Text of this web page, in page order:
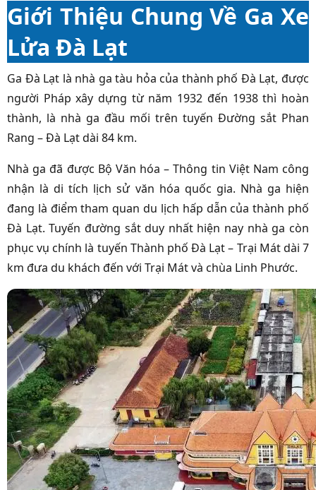
Giới Thiệu Chung Về Ga Xe
Lửa Đà Lạt
Ga Đà Lạt là nhà ga tàu hỏa của thành phố Đà Lạt, được
người Pháp xây dựng từ năm 1932 đến 1938 thì hoàn
thành, là nhà ga đầu mối trên tuyến Đường sắt Phan
Rang – Đà Lạt dài 84 km.
Nhà ga đã được Bộ Văn hóa – Thông tin Việt Nam công
nhận là di tích lịch sử văn hóa quốc gia. Nhà ga hiện
đang là điểm tham quan du lịch hấp dẫn của thành phố
Đà Lạt. Tuyến đường sắt duy nhất hiện nay nhà ga còn
phục vụ chính là tuyến Thành phố Đà Lạt – Trại Mát dài 7
km đưa du khách đến với Trại Mát và chùa Linh Phước.